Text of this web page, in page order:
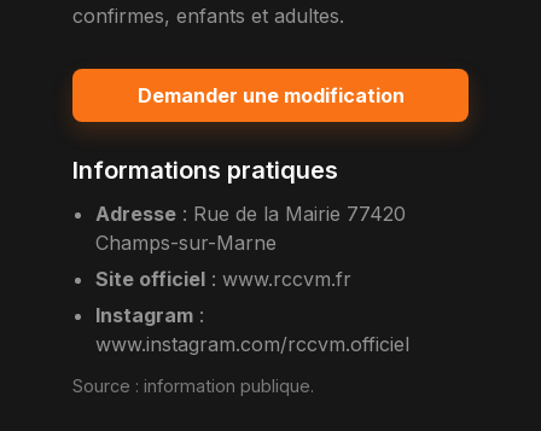
confirmes, enfants et adultes.
Demander une modification
Informations pratiques
Adresse : Rue de la Mairie 77420
Champs-sur-Marne
Site officiel :www.rccvm.fr
Instagram :
www.instagram.com/rccvm.officiel
Source : information publique.